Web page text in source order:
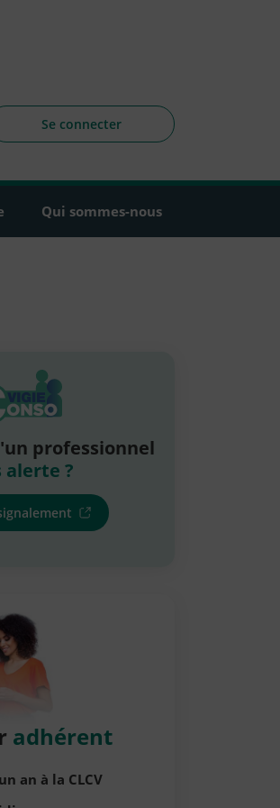
Se connecter
Qui sommes-nous
professionnel
alerte ?
adhérent
an à la CLCV